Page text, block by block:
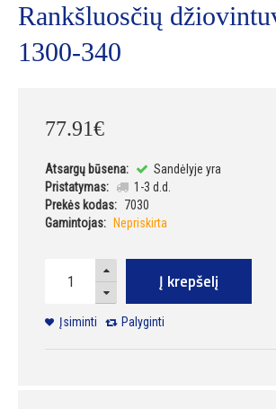
Rankšluosčių
1300-340
77.91€
Atsargų būsena:
Sandėlyje yra
Pristatymas:
1-3 d.d.
Prekės kodas: 7030
Gamintojas:
Nepriskirta
Į krepšelį
Įsiminti Palyginti